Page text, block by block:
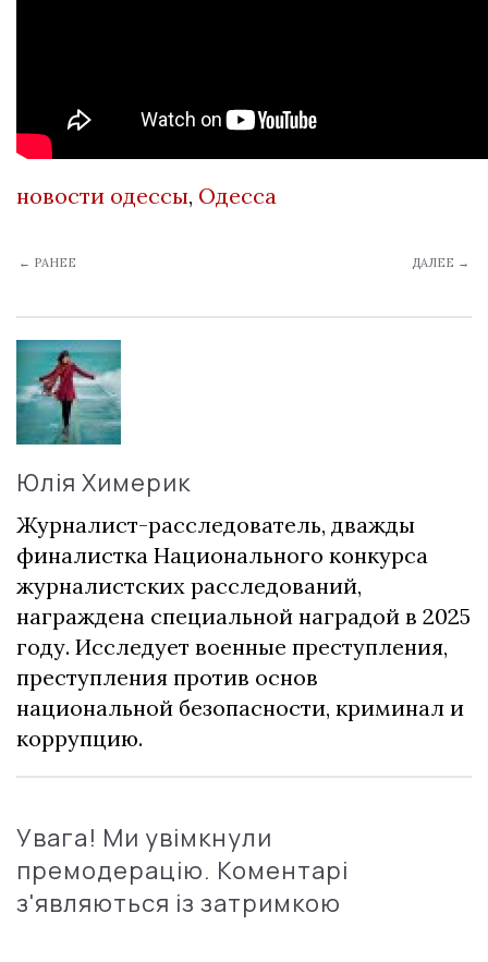
новости одессы, Одесса
← РАНЕЕ ДАЛЕЕ →
Юлія Химерик
Журналист-расследователь, дважды
финалистка Национального конкурса
журналистских расследований,
награждена специальной наградой в 2025
году. Исследует военные преступления,
преступления против основ
национальной безопасности, криминал и
коррупцию.
Увага! Ми увімкнули
премодерацію. Коментарі
з'являються із затримкою